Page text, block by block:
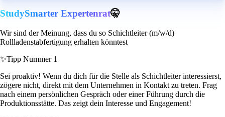
StudySmarter Expertenrat🤫
Wir sind der Meinung, dass du so Schichtleiter (m/w/d)
Rollladenstabfertigung erhalten könntest
✨Tipp Nummer 1
Sei proaktiv! Wenn du dich für die Stelle als Schichtleiter interessierst,
zögere nicht, direkt mit dem Unternehmen in Kontakt zu treten. Frag
nach einem persönlichen Gespräch oder einer Führung durch die
Produktionsstätte. Das zeigt dein Interesse und Engagement!